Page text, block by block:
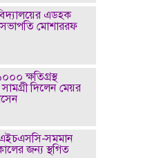
এডহক
মোশাররফ
ক্ষতিগ্রস্থ
দিলেন মেয়র
এইচএসসি-সমমান
জন্য স্থগিত